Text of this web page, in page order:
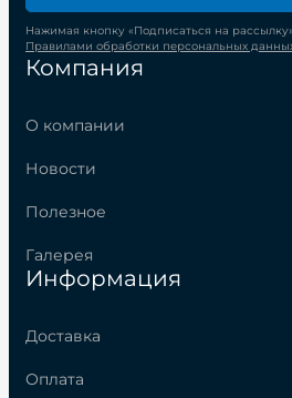
Компания
О компании
Новости
Полезное
Галерея
Информация
Доставка
Оплата
Нажимая кнопку «Подписаться на
Правилами обработки персональных